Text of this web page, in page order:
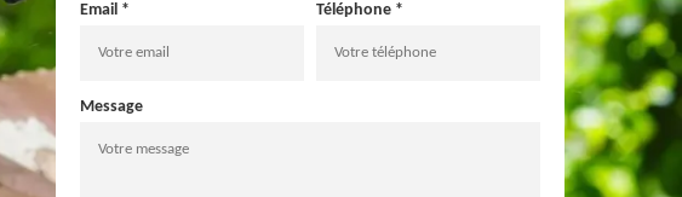
Email * Téléphone *
Message